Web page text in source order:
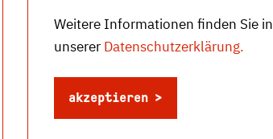
Weitere Informationen finden Sie in
unserer Datenschutzerklärung.
akzeptieren